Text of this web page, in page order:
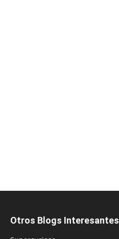
Otros Blogs Interesantes